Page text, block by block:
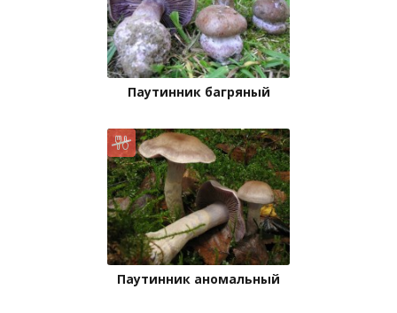
Паутинник багряный
Паутинник аномальный